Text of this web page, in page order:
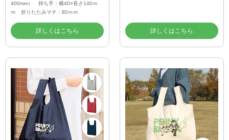
400mm） 持ち手：横40×長さ140ｍ
ｍ 折りたたみマチ：80ｍｍ
詳しくはこちら 詳しくはこちら